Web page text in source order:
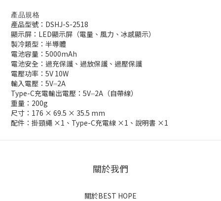
產品規格
產品型號：DSHJ-S-2518
顯示屏：LED顯示屏（電量、風力、冰感顯示）
製冷類型：半導體
電池容量：5000mAh
電池安全：過充保護、過放保護、過壓保護
電壓功率：5V 10W
輸入電壓：5V⎓2A
Type-C充電輸出電壓：5V⎓2A（自帶線）
重量：200g
尺寸：176 × 69.5 × 35.5 mm
配件：掛頸繩 ×1、Type-C充電線 ×1、說明書 ×1
關於我們
關於BEST HOPE